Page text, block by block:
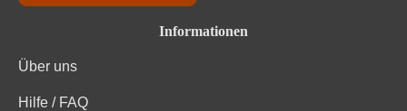
Kohlenhydrate davon Zucker
Informationen
Über uns
Hilfe / FAQ